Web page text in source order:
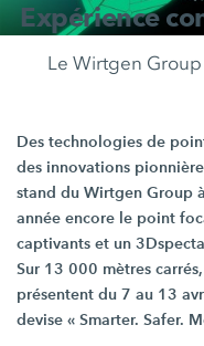
Expérience
Le Wirtgen Group
Des technologies de
des innovations
stand du Wirtgen Group
année encore le point
captivants et un
Sur 13 000 mètres carrés
présentent du 7 au 13
devise« Smarter. Safer.